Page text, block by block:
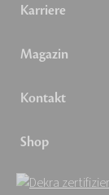
Karriere
Magazin
Kontakt
Shop